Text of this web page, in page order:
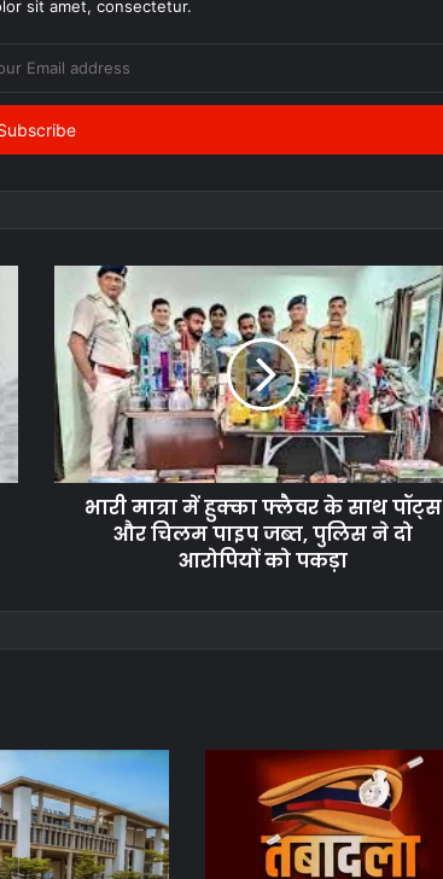
sit amet, consectetur.
भारी मात्रा में हुक्का फ्लैवर के साथ पॉट्स
और चिलम पाइप जब्त, पुलिस ने दो
आरोपियों को पकड़ा